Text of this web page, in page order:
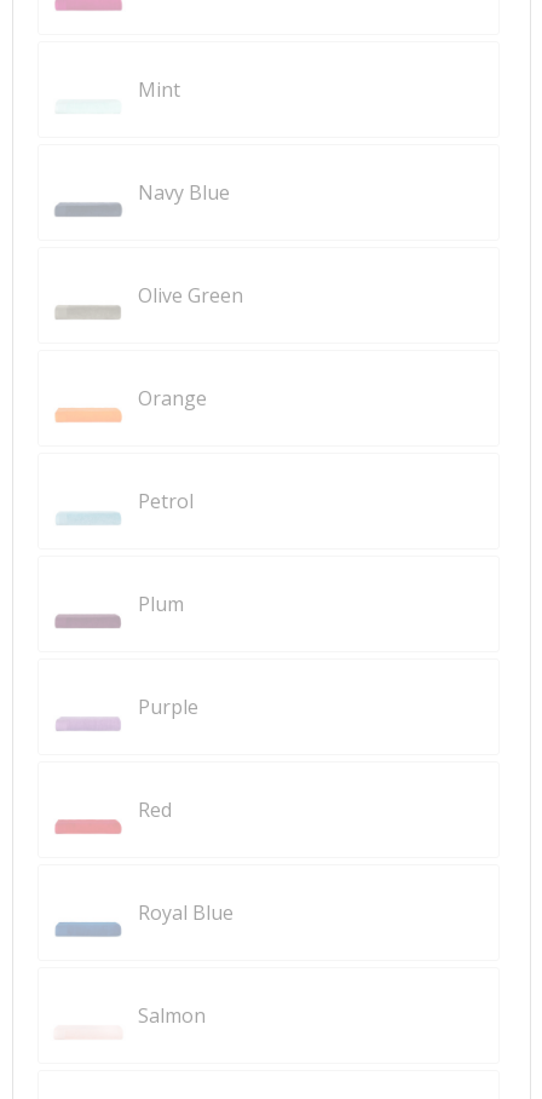
Mint
Navy Blue
Olive Green
Orange
Petrol
Plum
Purple
Red
Royal Blue
Salmon